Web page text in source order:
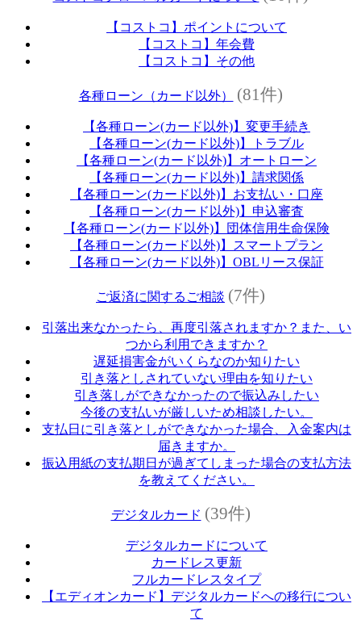
【コストコ】ポイントについて
【コストコ】年会費
【コストコ】その他
各種ローン（カード以外） (81件)
【各種ローン(カード以外)】変更手続き
【各種ローン(カード以外)】トラブル
【各種ローン(カード以外)】オートローン
【各種ローン(カード以外)】請求関係
【各種ローン(カード以外)】お支払い・口座
【各種ローン(カード以外)】申込審査
【各種ローン(カード以外)】団体信用生命保険
【各種ローン(カード以外)】スマートプラン
【各種ローン(カード以外)】OBLリース保証
ご返済に関するご相談 (7件)
引落出来なかったら、再度引落されますか？また、い
つから利用できますか？
遅延損害金がいくらなのか知りたい
引き落としされていない理由を知りたい
引き落しができなかったので振込みしたい
今後の支払いが厳しいため相談したい。
支払日に引き落としができなかった場合、入金案内は
届きますか。
振込用紙の支払期日が過ぎてしまった場合の支払方法
を教えてください。
デジタルカード (39件)
デジタルカードについて
カードレス更新
フルカードレスタイプ
【エディオンカード】デジタルカードへの移行につい
て